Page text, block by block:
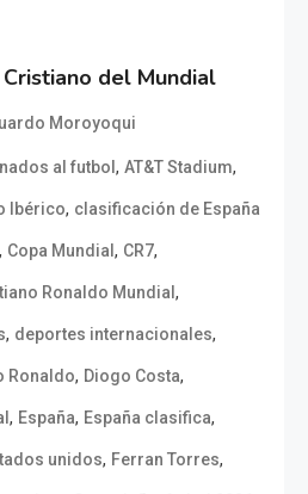
del Mundial
Moroyoqui
al futbol , AT&T Stadium,
Ibérico, clasificación de España
, Copa Mundial , CR7,
Ronaldo Mundial ,
, deportes internacionales,
Ronaldo, Diogo Costa,
, España, España clasifica,
unidos, Ferran Torres,